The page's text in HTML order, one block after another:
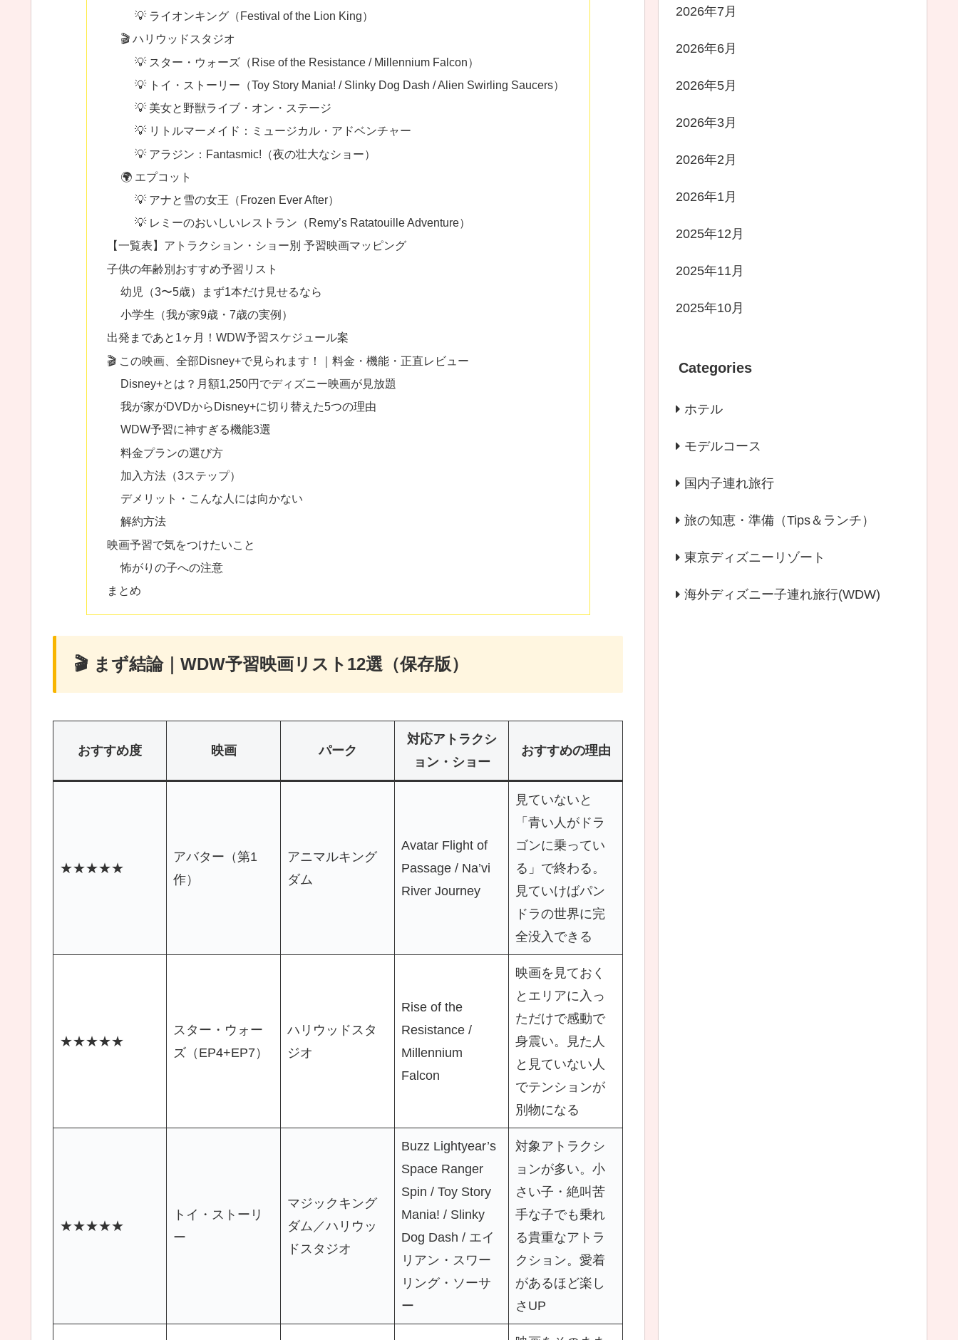
💡 ライオンキング（Festival of the Lion King）
🎬 ハリウッドスタジオ
💡 スター・ウォーズ（Rise of the Resistance / Millennium Falcon）
💡 トイ・ストーリー（Toy Story Mania! / Slinky Dog Dash / Alien Swirling Saucers）
💡 美女と野獣ライブ・オン・ステージ
💡 リトルマーメイド：ミュージカル・アドベンチャー
💡 アラジン：Fantasmic!（夜の壮大なショー）
🌍 エプコット
💡 アナと雪の女王（Frozen Ever After）
💡 レミーのおいしいレストラン（Remy’s Ratatouille Adventure）
【一覧表】アトラクション・ショー別 予習映画マッピング
子供の年齢別おすすめ予習リスト
幼児（3〜5歳）まず1本だけ見せるなら
小学生（我が家9歳・7歳の実例）
出発まであと1ヶ月！WDW予習スケジュール案
🎬 この映画、全部Disney+で見られます！｜料金・機能・正直レビュー
Disney+とは？月額1,250円でディズニー映画が見放題
我が家がDVDからDisney+に切り替えた5つの理由
WDW予習に神すぎる機能3選
料金プランの選び方
加入方法（3ステップ）
デメリット・こんな人には向かない
解約方法
映画予習で気をつけたいこと
怖がりの子への注意
まとめ
🎬 まず結論｜WDW予習映画リスト12選（保存版）
おすすめ度 映画 パーク
対応アトラクシ
ョン・ショー
おすすめの理由
★★★★★
アバター（第1
作）
アニマルキング
ダム
Avatar Flight of
Passage / Na’vi
River Journey
見ていないと
「青い人がドラ
ゴンに乗ってい
る」で終わる。
見ていけばパン
ドラの世界に完
全没入できる
★★★★★
スター・ウォー
ズ（EP4+EP7）
ハリウッドスタ
ジオ
Rise of the
Resistance /
Millennium
Falcon
映画を見ておく
とエリアに入っ
ただけで感動で
身震い。見た人
と見ていない人
でテンションが
別物になる
★★★★★
トイ・ストーリ
ー
マジックキング
ダム／ハリウッ
ドスタジオ
Buzz Lightyear’s
Space Ranger
Spin / Toy Story
Mania! / Slinky
Dog Dash / エイ
リアン・スワー
リング・ソーサ
ー
対象アトラクシ
ョンが多い。小
さい子・絶叫苦
手な子でも乗れ
る貴重なアトラ
クション。愛着
があるほど楽し
さUP
2026年7月
2026年6月
2026年5月
2026年3月
2026年2月
2026年1月
2025年12月
2025年11月
2025年10月
Categories
ホテル
モデルコース
国内子連れ旅行
旅の知恵・準備（Tips＆ランチ）
東京ディズニーリゾート
海外ディズニー子連れ旅行(WDW)